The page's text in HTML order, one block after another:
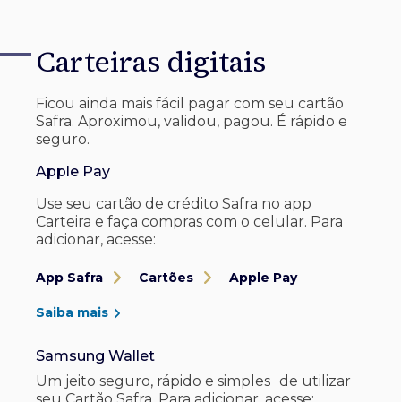
Carteiras digitais
Ficou ainda mais fácil pagar com seu cartão
Safra. Aproximou, validou, pagou. É rápido e
seguro.
Apple Pay
Use seu cartão de crédito Safra no app
Carteira e faça compras com o celular. Para
adicionar, acesse:
App Safra Cartões Apple Pay
Saiba mais
Samsung Wallet
Um jeito seguro, rápido e simples de utilizar